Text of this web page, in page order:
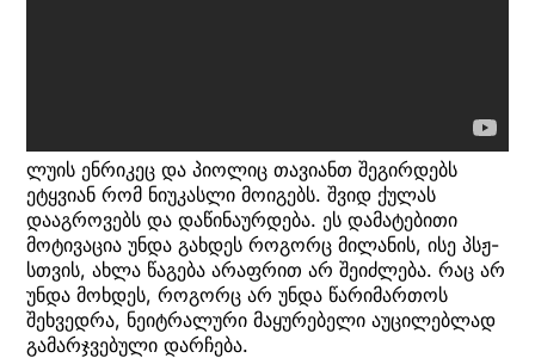
ლუის ენრიკეც და პიოლიც თავიანთ შეგირდებს
ეტყვიან რომ ნიუკასლი მოიგებს. შვიდ ქულას
დააგროვებს და დაწინაურდება. ეს დამატებითი
მოტივაცია უნდა გახდეს როგორც მილანის, ისე პსჟ-
სთვის, ახლა წაგება არაფრით არ შეიძლება. რაც არ
უნდა მოხდეს, როგორც არ უნდა წარიმართოს
შეხვედრა, ნეიტრალური მაყურებელი აუცილებლად
გამარჯვებული დარჩება.